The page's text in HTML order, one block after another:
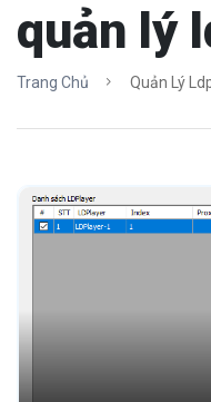
quản lý
Trang Chủ Quản Lý